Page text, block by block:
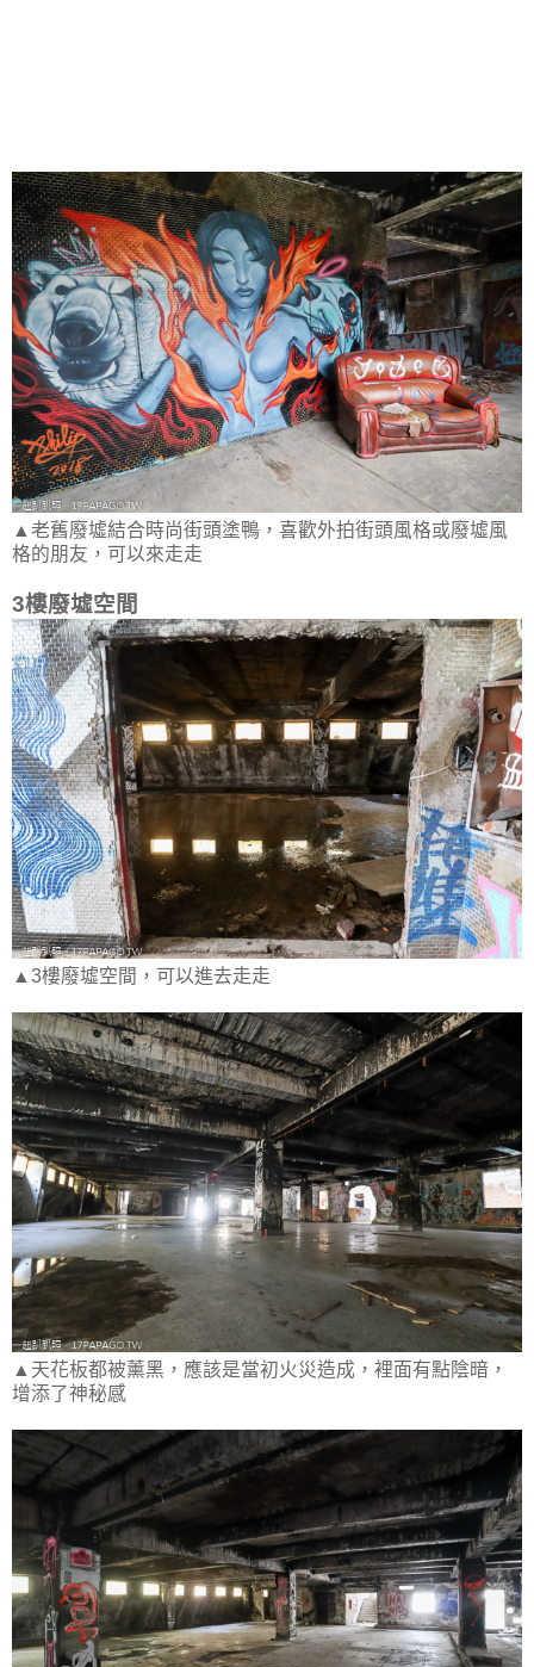
▲老舊廢墟結合時尚街頭塗鴨，喜歡外拍街頭風格或廢墟風
格的朋友，可以來走走
3樓廢墟空間
▲3樓廢墟空間，可以進去走走
▲天花板都被薰黑，應該是當初火災造成，裡面有點陰暗，
增添了神秘感